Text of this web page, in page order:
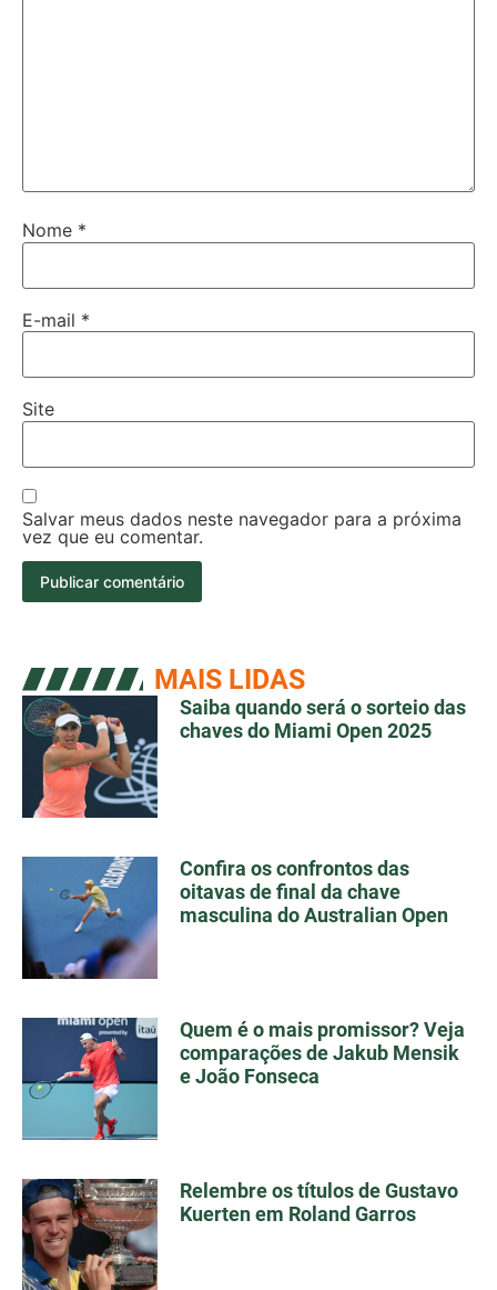
Nome *
E-mail *
Site
Salvar meus dados neste navegador para a próxima
vez que eu comentar.
MAIS LIDAS
Saiba quando será o sorteio das
chaves do Miami Open 2025
Confira os confrontos das
oitavas de final da chave
masculina do Australian Open
Quem é o mais promissor? Veja
comparações de Jakub Mensik
e João Fonseca
Relembre os títulos de Gustavo
Kuerten em Roland Garros